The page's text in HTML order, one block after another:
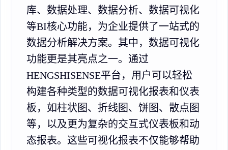
库、数据处理、数据分析、数据可视化
等BI核心功能，为企业提供了一站式的
数据分析解决方案。其中，数据可视化
功能更是其亮点之一。通过
HENGSHISENSE平台，用户可以轻松
构建各种类型的数据可视化报表和仪表
板，如柱状图、折线图、饼图、散点图
等，以及更为复杂的交互式仪表板和动
态报表。这些可视化报表不仅能够帮助